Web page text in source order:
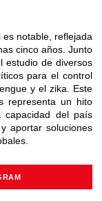
es notable, reflejada
cinco años. Junto
estudio de diversos
para el control
y el zika. Este
representa un hito
capacidad del país
aportar soluciones